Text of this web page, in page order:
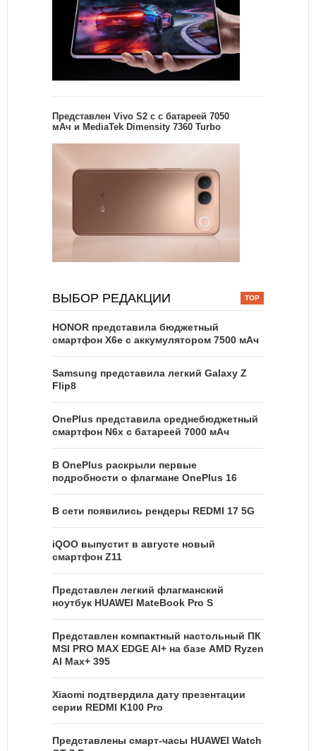
Представлен Vivo S2 с с батареей 7050
мАч и MediaTek Dimensity 7360 Turbo
ВЫБОР РЕДАКЦИИ
HONOR представила бюджетный
смартфон X6e с аккумулятором 7500 мАч
Samsung представила легкий Galaxy Z
Flip8
OnePlus представила среднебюджетный
смартфон N6x с батареей 7000 мАч
В OnePlus раскрыли первые
подробности о флагмане OnePlus 16
В сети появились рендеры REDMI 17 5G
iQOO выпустит в августе новый
смартфон Z11
Представлен легкий флагманский
ноутбук HUAWEI MateBook Pro S
Представлен компактный настольный ПК
MSI PRO MAX EDGE AI+ на базе AMD Ryzen
AI Max+ 395
Xiaomi подтвердила дату презентации
серии REDMI K100 Pro
Представлены смарт-часы HUAWEI Watch